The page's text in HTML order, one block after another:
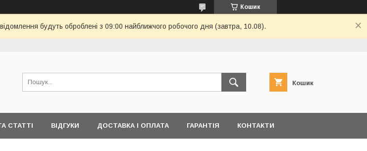
Кошик
будуть оброблені з 09:00 найближчого робочого дня (завтра, 10.08).
Кошик
СТАТТІ ВІДГУКИ ДОСТАВКА І ОПЛАТА ГАРАНТІЯ КОНТАКТИ